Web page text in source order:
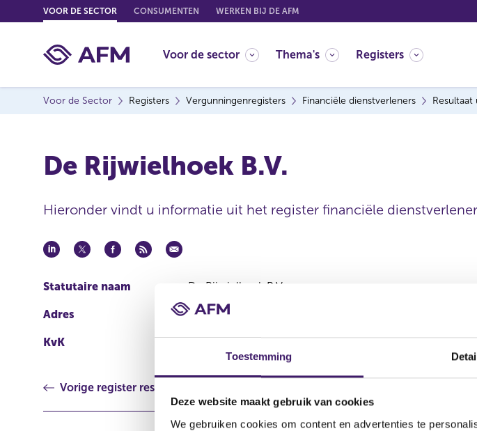
Toestemming
Deze website maakt gebruik van cookies
We gebruiken cookies om content en advertenties te
o
o
VOOR DE SECTOR CONSUMENTEN WERKEN BIJ DE AFM
Voor de sector Thema's Registers
Voor de Sector Registers Vergunningenregisters Financiële dienstverleners
De Rijwielhoek B.V.
Hieronder vindt u informatie uit het register financiële
Statutaire naam De Rijwielhoek B.V.
Adres gemeente Epe
KvK 92161820
Vorige register resultaat